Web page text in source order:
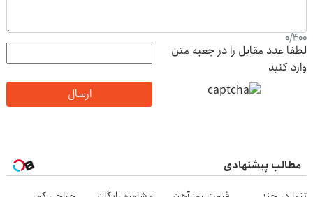
0/400
لطفا عدد مقابل را در جعبه متن
وارد کنید
ارسال
مطالب پیشنهادی